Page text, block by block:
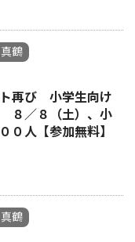
鶴
再び 小学生向け
８／８（土）、小
０人【参加無料】
鶴